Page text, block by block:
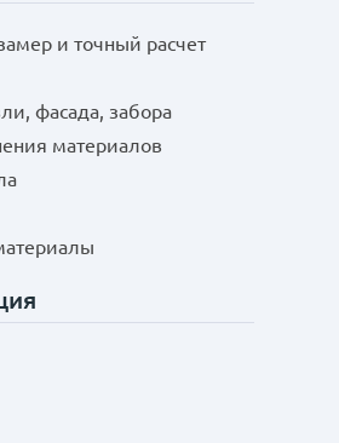
и точный расчет
фасада, забора
материалов